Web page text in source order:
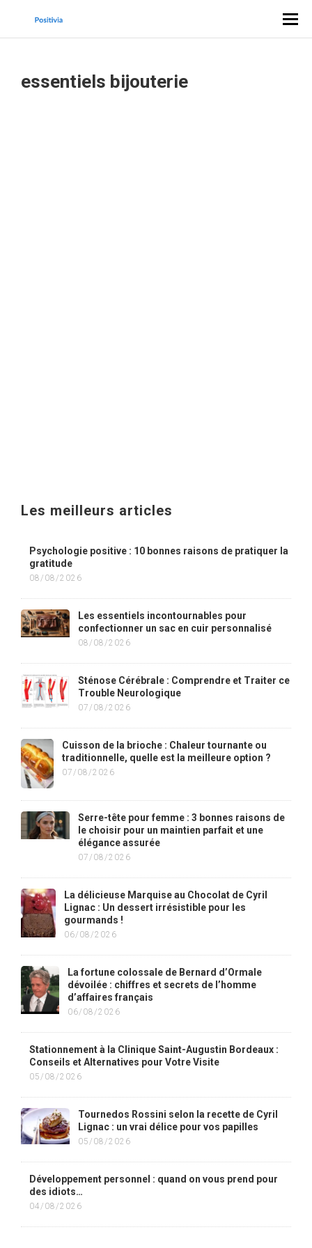
essentiels bijouterie
Les meilleurs articles
Psychologie positive : 10 bonnes raisons de pratiquer la
gratitude
08/08/2026
Les essentiels incontournables pour
confectionner un sac en cuir personnalisé
08/08/2026
Sténose Cérébrale : Comprendre et Traiter ce
Trouble Neurologique
07/08/2026
Cuisson de la brioche : Chaleur tournante ou
traditionnelle, quelle est la meilleure option ?
07/08/2026
Serre-tête pour femme : 3 bonnes raisons de
le choisir pour un maintien parfait et une
élégance assurée
07/08/2026
La délicieuse Marquise au Chocolat de Cyril
Lignac : Un dessert irrésistible pour les
gourmands !
06/08/2026
La fortune colossale de Bernard d’Ormale
dévoilée : chiffres et secrets de l’homme
d’affaires français
06/08/2026
Stationnement à la Clinique Saint-Augustin Bordeaux :
Conseils et Alternatives pour Votre Visite
05/08/2026
Tournedos Rossini selon la recette de Cyril
Lignac : un vrai délice pour vos papilles
05/08/2026
Développement personnel : quand on vous prend pour
des idiots…
04/08/2026